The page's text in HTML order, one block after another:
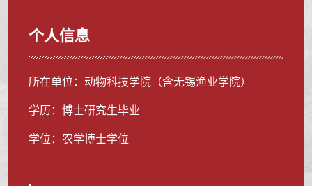
个人信息
所在单位：动物科技学院（含无锡渔业学院）
学历：博士研究生毕业
学位：农学博士学位